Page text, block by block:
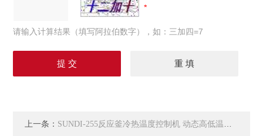
请输入计算结果（填写阿拉伯数字），如：三加四=7
上一条： SUNDI-255反应釜冷热温度控制机 动态高低温一体机